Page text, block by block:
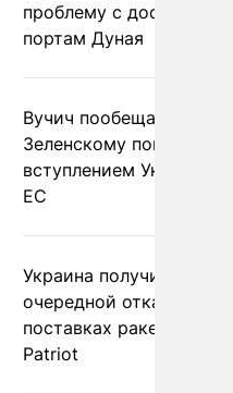
проблему с доступом к
портам Дуная
Вучич пообещал
Зеленскому помочь со
вступлением Украины в
ЕС
Украина получила
очередной отказ в
поставках ракет для
Patriot